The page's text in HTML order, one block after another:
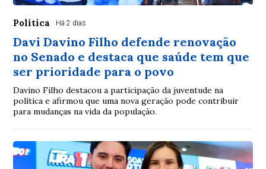
Política Há 2 dias
Davi Davino Filho defende renovação
no Senado e destaca que saúde tem que
ser prioridade para o povo
Davino Filho destacou a participação da juventude na
política e afirmou que uma nova geração pode contribuir
para mudanças na vida da população.